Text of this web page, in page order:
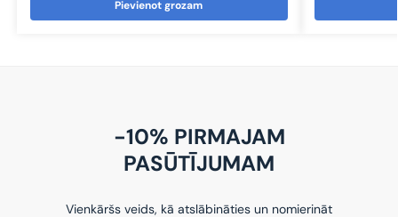
Pievienot grozam
-10% PIRMAJAM
PASŪTĪJUMAM
Vienkāršs veids, kā atslābināties un nomierināt